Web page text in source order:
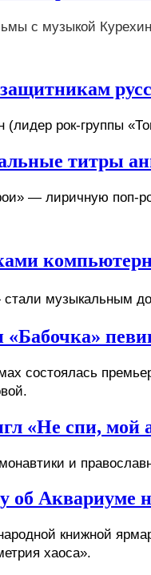
с музыкой
рок-группы
титры
— лиричную поп-
музыкальным
состоялась
«Не спи, мой
и
об
книжной
хаоса».